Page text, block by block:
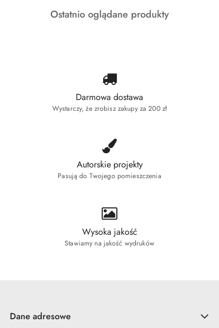
statusie:
Produkty
Ostatnio oglądane produkty
Darmowa dostawa
Wystarczy, że zrobisz zakupy za 200 zł
Autorskie projekty
Pasują do Twojego pomieszczenia
Wysoka jakość
Stawiamy na jakość wydruków
Dane adresowe